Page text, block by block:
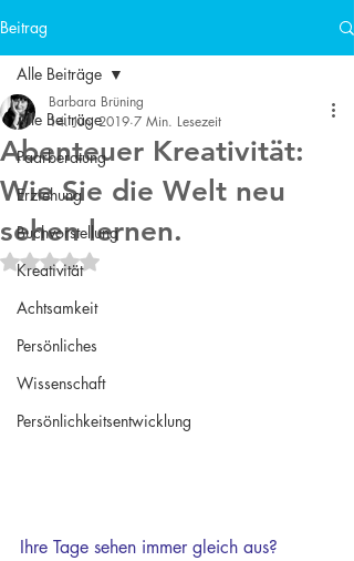
Beitrag
Alle Beiträge
Paarberatung
Erziehung
Buchvorstellung
Kreativität
Achtsamkeit
Persönliches
Wissenschaft
Persönlichkeitsentwicklung
Alle Beiträge
Abenteuer Kreativität:
Wie Sie die Welt neu
sehen lernen.
Barbara Brüning
14. Juni 2019 7 Min. Lesezeit
Mit NaN von 5 Sternen bewertet.
Ihre Tage sehen immer gleich aus?